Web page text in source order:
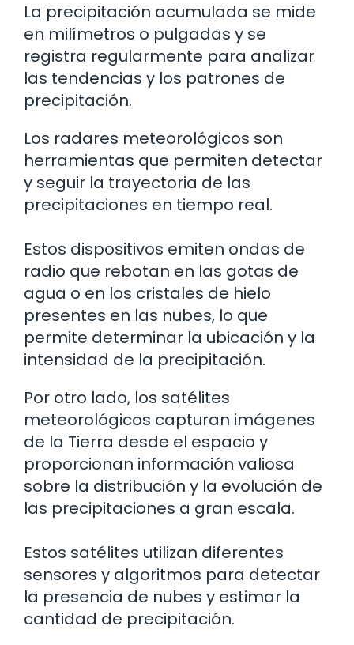
La precipitación acumulada se mide
en milímetros o pulgadas y se
registra regularmente para analizar
las tendencias y los patrones de
precipitación.
Los radares meteorológicos son
herramientas que permiten detectar
y seguir la trayectoria de las
precipitaciones en tiempo real.
Estos dispositivos emiten ondas de
radio que rebotan en las gotas de
agua o en los cristales de hielo
presentes en las nubes, lo que
permite determinar la ubicación y la
intensidad de la precipitación.
Por otro lado, los satélites
meteorológicos capturan imágenes
de la Tierra desde el espacio y
proporcionan información valiosa
sobre la distribución y la evolución de
las precipitaciones a gran escala.
Estos satélites utilizan diferentes
sensores y algoritmos para detectar
la presencia de nubes y estimar la
cantidad de precipitación.